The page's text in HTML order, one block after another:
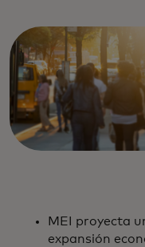
MEI proyecta
expansión